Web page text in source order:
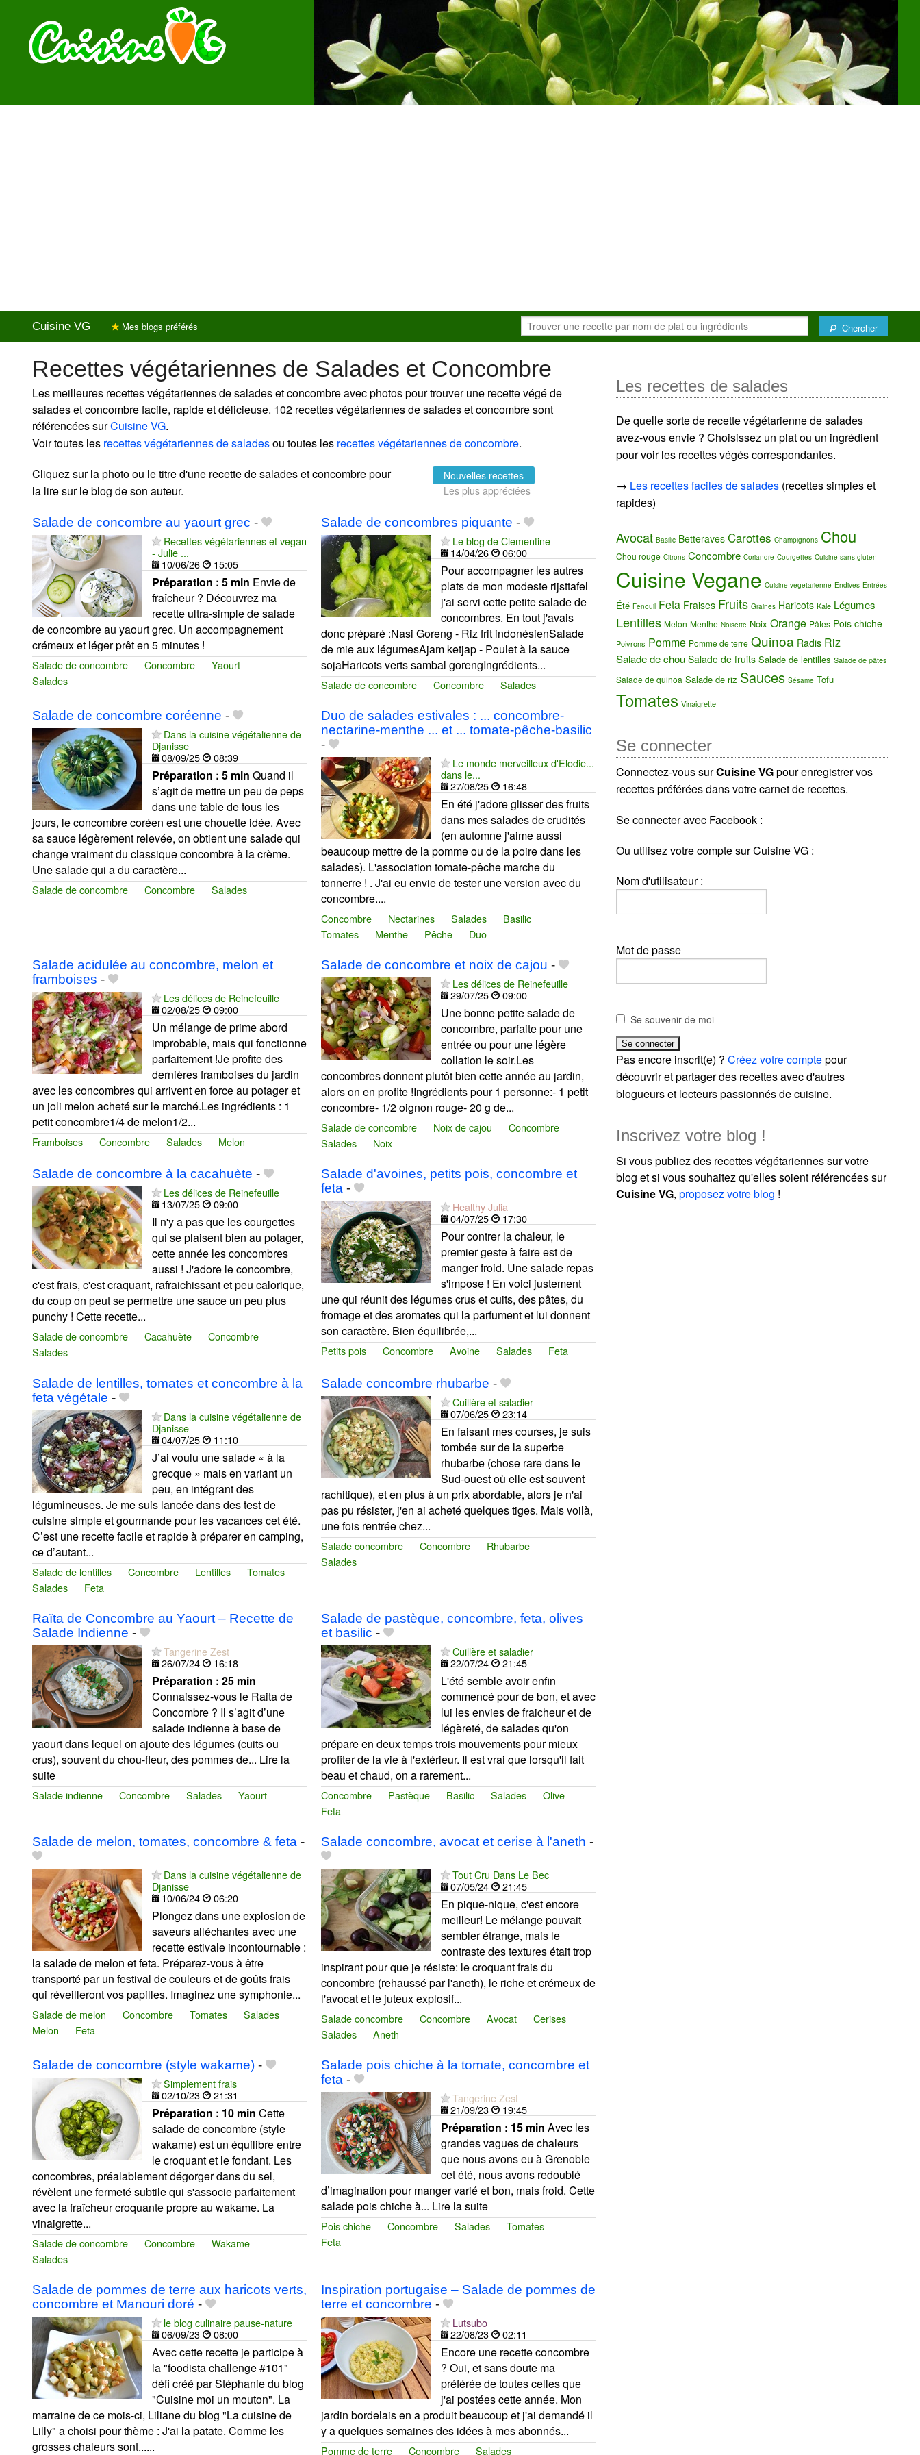
Cuisine VG Chercher
Mes blogs préférés
Recettes végétariennes de Salades et Concombre
Les meilleures recettes végétariennes de salades et concombre avec photos pour trouver une recette végé de
salades et concombre facile, rapide et délicieuse. 102 recettes végétariennes de salades et concombre sont
référencées surCuisine VG.
Voir toutes les recettes végétariennes de saladesou toutes les recettes végétariennes de concombre.
Cliquez sur la photo ou le titre d'une recette de salades et concombre pour
la lire sur le blog de son auteur.
Nouvelles recettes
Les plus appréciées
Salade de concombre au yaourt grec -
Recettes végétariennes et vegan
- Julie ...
10/06/26
15:05
Préparation : 5 min Envie de
fraîcheur ? Découvrez ma
recette ultra-simple de salade
de concombre au yaourt grec. Un accompagnement
crémeux et léger prêt en 5 minutes !
Salade de concombre Concombre
Yaourt
Salades
Salade de concombres piquante -
Le blog de Clementine
14/04/26
06:00
Pour accompagner les autres
plats de mon modeste rijsttafel
j'ai servi cette petite salade de
concombres. En tout j'avais
donc préparé :Nasi Goreng - Riz frit indonésienSalade
de mie aux légumesAjam ketjap - Poulet à la sauce
sojaHaricots verts sambal gorengIngrédients...
Salade de concombre Concombre Salades
Salade de concombre coréenne -
Dans la cuisine végétalienne de
Djanisse
08/09/25
08:39
Préparation : 5 min Quand il
s’agit de mettre un peu de peps
dans une table de tous les
jours, le concombre coréen est une chouette idée. Avec
sa sauce légèrement relevée, on obtient une salade qui
change vraiment du classique concombre à la crème.
Une salade qui a du caractère...
Salade de concombre Concombre Salades
Duo de salades estivales : ... concombre-
nectarine-menthe ... et ... tomate-pêche-basilic
-
Le monde merveilleux d'Elodie...
dans le...
27/08/25
16:48
En été j'adore glisser des fruits
dans mes salades de crudités
(en automne j'aime aussi
beaucoup mettre de la pomme ou de la poire dans les
salades). L'association tomate-pêche marche du
tonnerre ! . J'ai eu envie de tester une version avec du
concombre....
Concombre Nectarines Salades
Basilic
Tomates
Menthe Pêche Duo
Salade acidulée au concombre, melon et
framboises -
Les délices de Reinefeuille
02/08/25
09:00
Un mélange de prime abord
improbable, mais qui fonctionne
parfaitement !Je profite des
dernières framboises du jardin
avec les concombres qui arrivent en force au potager et
un joli melon acheté sur le marché.Les ingrédients : 1
petit concombre1/4 de melon1/2...
Framboises Concombre Salades Melon
Salade de concombre et noix de cajou -
Les délices de Reinefeuille
29/07/25
09:00
Une bonne petite salade de
concombre, parfaite pour une
entrée ou pour une légère
collation le soir.Les
concombres donnent plutôt bien cette année au jardin,
alors on en profite !Ingrédients pour 1 personne:- 1 petit
concombre- 1/2 oignon rouge- 20 g de...
Salade de concombre Noix de cajou
Concombre
Salades
Noix
Salade de concombre à la cacahuète -
Les délices de Reinefeuille
13/07/25
09:00
Il n'y a pas que les courgettes
qui se plaisent bien au potager,
cette année les concombres
aussi ! J'adore le concombre,
c'est frais, c'est craquant, rafraichissant et peu calorique,
du coup on peut se permettre une sauce un peu plus
punchy ! Cette recette...
Salade de concombre Cacahuète
Concombre
Salades
Salade d'avoines, petits pois, concombre et
feta-
Healthy Julia
04/07/25
17:30
Pour contrer la chaleur, le
premier geste à faire est de
manger froid. Une salade repas
s'impose ! En voici justement
une qui réunit des légumes crus et cuits, des pâtes, du
fromage et des aromates qui la parfument et lui donnent
son caractère. Bien équilibrée,...
Petits pois Concombre Avoine Salades Feta
Salade de lentilles, tomates et concombre à la
feta végétale -
Dans la cuisine végétalienne de
Djanisse
04/07/25
11:10
J’ai voulu une salade « à la
grecque » mais en variant un
peu, en intégrant des
légumineuses. Je me suis lancée dans des test de
cuisine simple et gourmande pour les vacances cet été.
C’est une recette facile et rapide à préparer en camping,
ce d’autant...
Salade de lentilles Concombre Lentilles
Tomates
Salades
Feta
Salade concombre rhubarbe -
Cuillère et saladier
07/06/25
23:14
En faisant mes courses, je suis
tombée sur de la superbe
rhubarbe (chose rare dans le
Sud-ouest où elle est souvent
rachitique), et en plus à un prix abordable, alors je n'ai
pas pu résister, j'en ai acheté quelques tiges. Mais voilà,
une fois rentrée chez...
Salade concombre Concombre
Rhubarbe
Salades
Raïta de Concombre au Yaourt – Recette de
Salade Indienne -
Tangerine Zest
26/07/24
16:18
Préparation : 25 min
Connaissez-vous le Raita de
Concombre ? Il s’agit d’une
salade indienne à base de
yaourt dans lequel on ajoute des légumes (cuits ou
crus), souvent du chou-fleur, des pommes de... Lire la
suite
Salade indienne Concombre Salades Yaourt
Salade de pastèque, concombre, feta, olives
et basilic -
Cuillère et saladier
22/07/24
21:45
L'été semble avoir enfin
commencé pour de bon, et avec
lui les envies de fraicheur et de
légèreté, de salades qu'on
prépare en deux temps trois mouvements pour mieux
profiter de la vie à l'extérieur. Il est vrai que lorsqu'il fait
beau et chaud, on a rarement...
Concombre Pastèque Basilic Salades
Olive
Feta
Salade de melon, tomates, concombre & feta -
Dans la cuisine végétalienne de
Djanisse
10/06/24
06:20
Plongez dans une explosion de
saveurs alléchantes avec une
recette estivale incontournable :
la salade de melon et feta. Préparez-vous à être
transporté par un festival de couleurs et de goûts frais
qui réveilleront vos papilles. Imaginez une symphonie...
Salade de melon Concombre Tomates
Salades
Melon
Feta
Salade concombre, avocat et cerise à l'aneth -
Tout Cru Dans Le Bec
07/05/24
21:45
En pique-nique, c'est encore
meilleur! Le mélange pouvait
sembler étrange, mais le
contraste des textures était trop
inspirant pour que je résiste: le croquant frais du
concombre (rehaussé par l'aneth), le riche et crémeux de
l'avocat et le juteux explosif...
Salade concombre Concombre Avocat
Cerises
Salades
Aneth
Salade de concombre (style wakame) -
Simplement frais
02/10/23
21:31
Préparation : 10 min Cette
salade de concombre (style
wakame) est un équilibre entre
le croquant et le fondant. Les
concombres, préalablement dégorger dans du sel,
révèlent une fermeté subtile qui s'associe parfaitement
avec la fraîcheur croquante propre au wakame. La
vinaigrette...
Salade de concombre Concombre
Wakame
Salades
Salade pois chiche à la tomate, concombre et
feta -
Tangerine Zest
21/09/23
19:45
Préparation : 15 min Avec les
grandes vagues de chaleurs
que nous avons eu à Grenoble
cet été, nous avons redoublé
d’imagination pour manger varié et bon, mais froid. Cette
salade pois chiche à... Lire la suite
Pois chiche Concombre Salades
Tomates
Feta
Salade de pommes de terre aux haricots verts,
concombre et Manouri doré -
le blog culinaire pause-nature
06/09/23
08:00
Avec cette recette je participe à
la "foodista challenge #101"
défi créé par Stéphanie du blog
"Cuisine moi un mouton". La
marraine de ce mois-ci, Liliane du blog "La cuisine de
Lilly" a choisi pour thème : J'ai la patate. Comme les
grosses chaleurs sont......
Inspiration portugaise – Salade de pommes de
terre et concombre -
Lutsubo
22/08/23
02:11
Encore une recette concombre
? Oui, et sans doute ma
préférée de toutes celles que
j'ai postées cette année. Mon
jardin bordelais en a produit beaucoup et j'ai demandé il
y a quelques semaines des idées à mes abonnés...
Pomme de terre Concombre Salades
Les recettes de salades
De quelle sorte de recette végétarienne de salades
avez-vous envie ? Choisissez un plat ou un ingrédient
pour voir les recettes végés correspondantes.
→ Les recettes faciles de salades (recettes simples et
rapides)
Avocat Basilic Betteraves Carottes Champignons Chou
Chou rouge Citrons Concombre Coriandre Courgettes Cuisine sans gluten
Cuisine Vegane Cuisine vegetarienne Endives Entrées
Été Fenouil Feta Fraises Fruits Graines Haricots Kale Légumes
Lentilles Melon Menthe Noisette Noix Orange Pâtes Pois chiche
Poivrons Pomme Pomme de terre Quinoa Radis Riz
Salade de chou Salade de fruits Salade de lentilles Salade de pâtes
Salade de quinoa Salade de riz Sauces Sésame Tofu
Tomates Vinaigrette
Se connecter
Connectez-vous surCuisine VGpour enregistrer vos
recettes préférées dans votre carnet de recettes.
Se connecter avec Facebook :
Ou utilisez votre compte sur Cuisine VG :
Nom d'utilisateur :
Mot de passe
Se souvenir de moi
Pas encore inscrit(e) ?Créez votre comptepour
découvrir et partager des recettes avec d'autres
blogueurs et lecteurs passionnés de cuisine.
Inscrivez votre blog !
Si vous publiez des recettes végétariennes sur votre
blog et si vous souhaitez qu'elles soient référencées sur
Cuisine VG,proposez votre blog !